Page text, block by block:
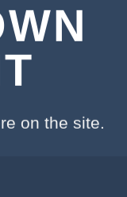
on the site.